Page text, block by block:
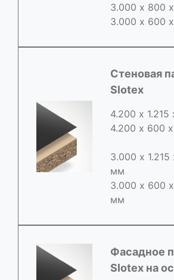
3.000 х 800
3.000 х 600
Стеновая
Slotex
4.200 х
4.200 х 600
3.000 х 1.215
мм
3.000 х 600
мм
Фасадное
Slotex на